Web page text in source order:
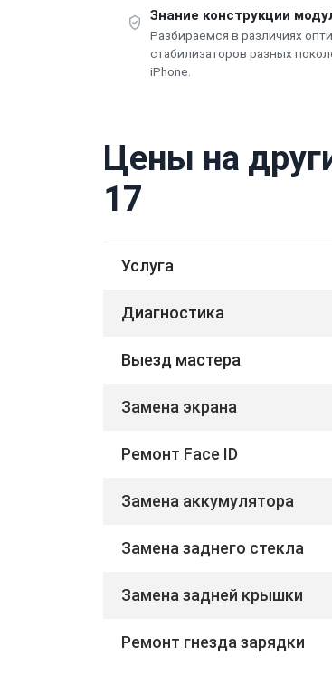
Знание конструкции
Разбираемся в различиях
стабилизаторов разных
iPhone.
Цены на
17
Услуга
Диагностика
Выезд мастера
Замена экрана
Ремонт Face ID
Замена аккумулятора
Замена заднего стекла
Замена задней крышки
Ремонт гнезда зарядки